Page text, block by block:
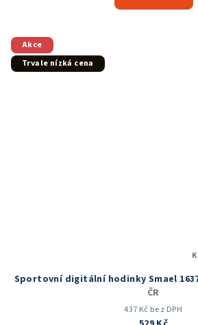
Akce
Trvale nízká cena
Sportovní digitální hodinky Smael
ČR
437 Kč bez DPH